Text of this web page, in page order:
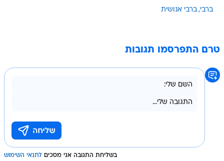
בשליחת התגובה אני מסכים לתנאי השימוש